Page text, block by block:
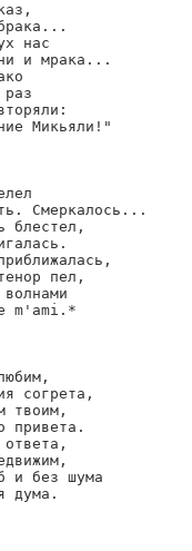
нас
и мрака...
Микьяли!"
Смеркалось...
блестел,
пел,
m'ami.*
согрета,
твоим,
привета.
и без шума
дума.